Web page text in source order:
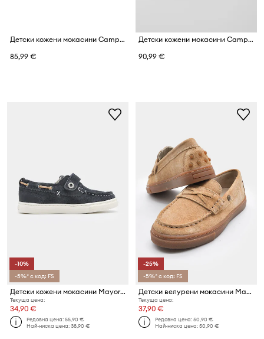
Детски кожени мокасини Camper Peu Cami Kids
85,99 €
Детски кожени мокасини Camper
90,99 €
-10%
-5%* с код: FS
Детски кожени мокасини Mayoral
Текуща цена:
34,90 €
Редовна цена:55,90 €
Най-ниска цена:38,90 €
-25%
-5%* с код: FS
Детски велурени мокасини Mayoral
Текуща цена:
37,90 €
Редовна цена:50,90 €
Най-ниска цена:50,90 €